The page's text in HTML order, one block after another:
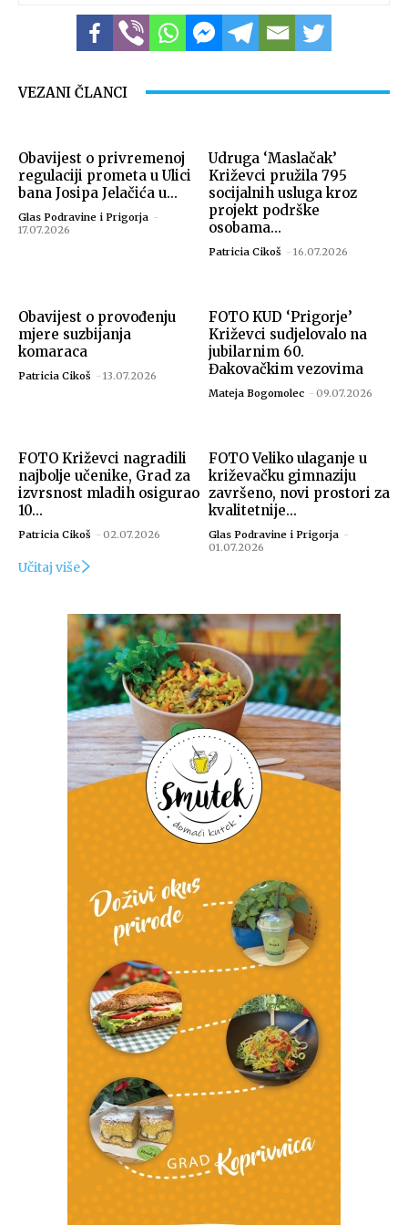
VEZANI ČLANCI
Obavijest o privremenoj
regulaciji prometa u Ulici
bana Josipa Jelačića u...
Glas Podravine i Prigorja -
17.07.2026
Udruga ‘Maslačak’
Križevci pružila 795
socijalnih usluga kroz
projekt podrške
osobama...
Patricia Cikoš - 16.07.2026
Obavijest o provođenju
mjere suzbijanja
komaraca
Patricia Cikoš - 13.07.2026
FOTO KUD ‘Prigorje’
Križevci sudjelovalo na
jubilarnim 60.
Đakovačkim vezovima
Mateja Bogomolec - 09.07.2026
FOTO Križevci nagradili
najbolje učenike, Grad za
izvrsnost mladih osigurao
10...
Patricia Cikoš - 02.07.2026
FOTO Veliko ulaganje u
križevačku gimnaziju
završeno, novi prostori za
kvalitetnije...
Glas Podravine i Prigorja -
01.07.2026
Učitaj više